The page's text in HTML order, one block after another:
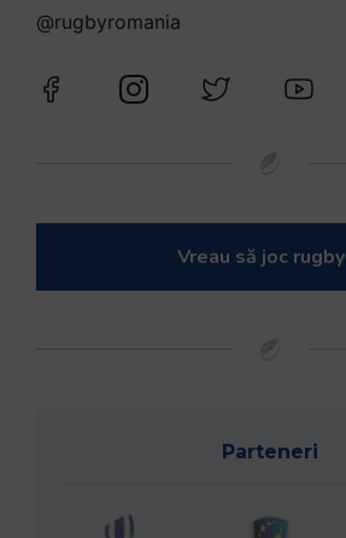
@rugbyromania
Vreau să joc rugby
Parteneri